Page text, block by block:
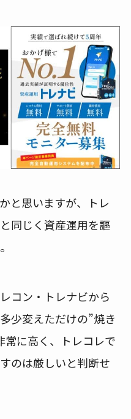
と思いますが、トレ
同じく資産運用を謳
コン・トレナビから
少変えただけの”焼き
常に高く、トレコレで
のは厳しいと判断せ